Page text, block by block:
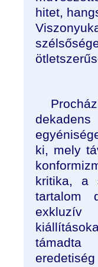
hitet,
ki, mely
kritika, a
tartalom
támadta